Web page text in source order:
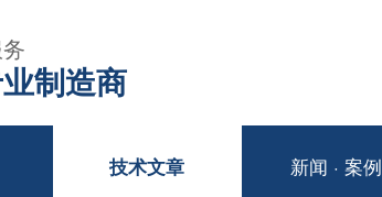
制造商
技术文章 新闻 · 案例